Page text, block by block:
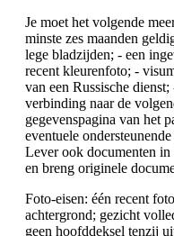
Je moet het volgende
minste zes maanden
lege bladzijden; - een
recent kleurenfoto; -
van een Russische
verbinding naar de
gegevenspagina van het
eventuele
Lever ook documenten
en breng originele
Foto-eisen: één recent
achtergrond; gezicht
geen hoofddeksel tenzij